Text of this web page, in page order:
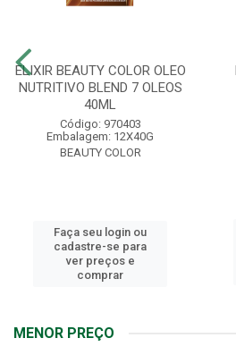
ELIXIR BEAUTY COLOR OLEO
NUTRITIVO BLEND 7 OLEOS
40ML
Código: 970403
Embalagem: 12X40G
BEAUTY COLOR
Faça seu login ou
cadastre-se para
ver preços e
comprar
MENOR PREÇO